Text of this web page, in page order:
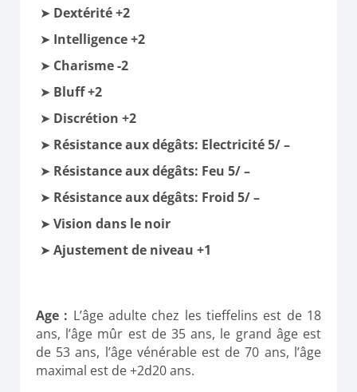
Dextérité +2
Intelligence +2
Charisme -2
Bluff +2
Discrétion +2
Résistance aux dégâts: Electricité 5/ –
Résistance aux dégâts: Feu 5/ –
Résistance aux dégâts: Froid 5/ –
Vision dans le noir
Ajustement de niveau +1
Age : L’âge adulte chez les tieffelins est de 18
ans, l’âge mûr est de 35 ans, le grand âge est
de 53 ans, l’âge vénérable est de 70 ans, l’âge
maximal est de +2d20 ans.